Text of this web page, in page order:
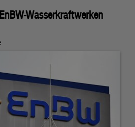
Wasserkraftwerken